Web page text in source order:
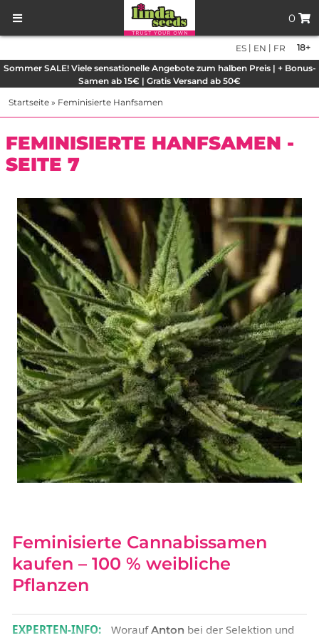
0
18+
ES | EN | FR
Sommer SALE! Viele sensationelle Angebote zum halben Preis | + Bonus-
Samen ab 15€ | Gratis Versand ab 50€
Startseite » Feminisierte Hanfsamen
FEMINISIERTE HANFSAMEN -
SEITE 7
Feminisierte Cannabissamen
kaufen – 100 % weibliche
Pflanzen
EXPERTEN-INFO: WoraufAnton bei der Selektion und